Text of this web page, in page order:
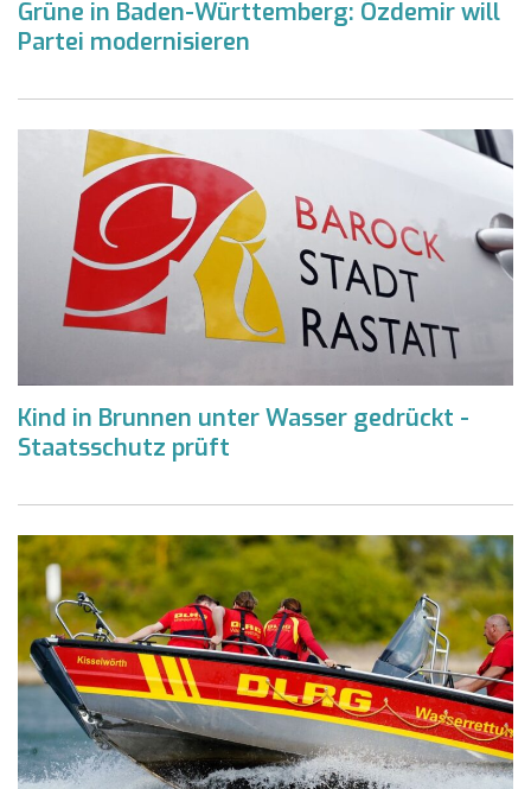
Grüne in Baden-Württemberg: Özdemir will
Partei modernisieren
Kind in Brunnen unter Wasser gedrückt -
Staatsschutz prüft